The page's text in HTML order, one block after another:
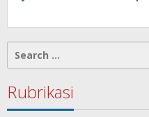
for:
Rubrikasi